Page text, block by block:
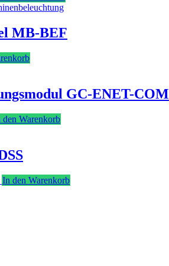
MB-BEF
GC-ENET-COM
den Warenkorb
In den Warenkorb